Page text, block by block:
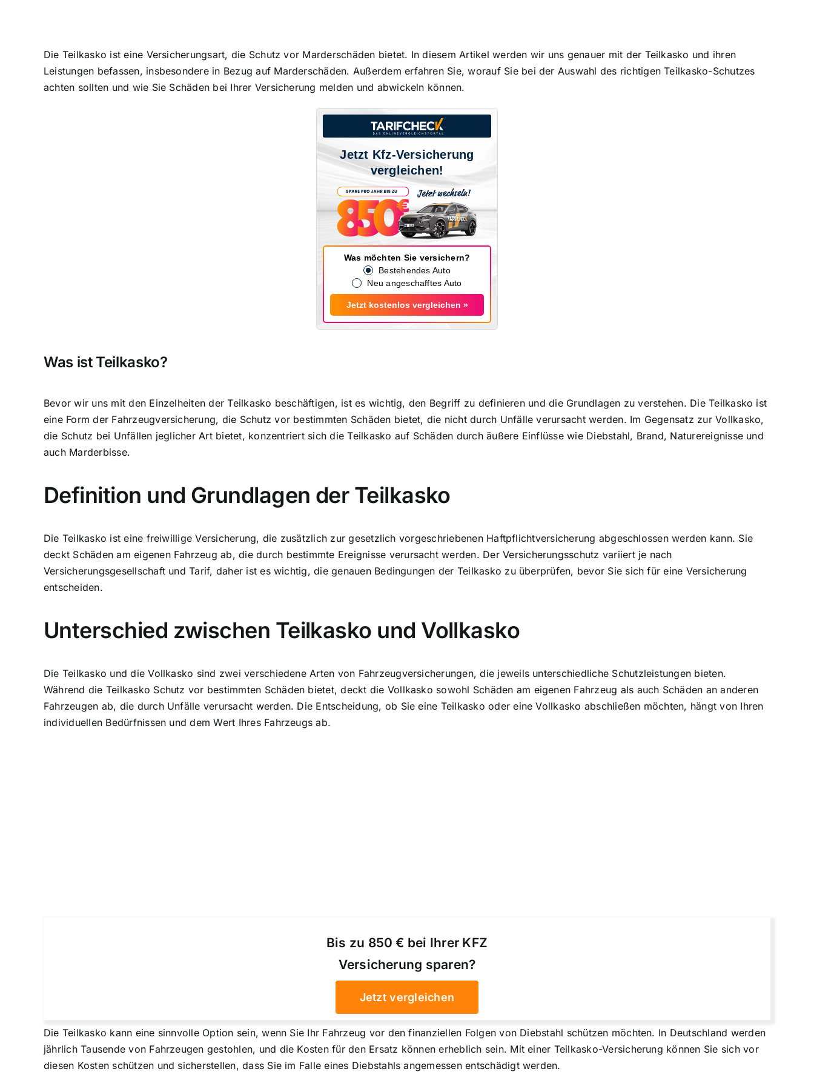
Die Teilkasko ist eine Versicherungsart, die Schutz vor Marderschäden bietet. In diesem Artikel werden wir uns genauer mit der Teilkasko und ihren
Leistungen befassen, insbesondere in Bezug auf Marderschäden. Außerdem erfahren Sie, worauf Sie bei der Auswahl des richtigen Teilkasko-Schutzes
achten sollten und wie Sie Schäden bei Ihrer Versicherung melden und abwickeln können.
Jetzt Kfz-Versicherung
vergleichen!
Was möchten Sie versichern?
Bestehendes Auto
Neu angeschafftes Auto
Jetzt kostenlos vergleichen »
Was ist Teilkasko?
Bevor wir uns mit den Einzelheiten der Teilkasko beschäftigen, ist es wichtig, den Begriff zu definieren und die Grundlagen zu verstehen. Die Teilkasko ist
eine Form der Fahrzeugversicherung, die Schutz vor bestimmten Schäden bietet, die nicht durch Unfälle verursacht werden. Im Gegensatz zur Vollkasko,
die Schutz bei Unfällen jeglicher Art bietet, konzentriert sich die Teilkasko auf Schäden durch äußere Einflüsse wie Diebstahl, Brand, Naturereignisse und
auch Marderbisse.
Definition und Grundlagen der Teilkasko
Die Teilkasko ist eine freiwillige Versicherung, die zusätzlich zur gesetzlich vorgeschriebenen Haftpflichtversicherung abgeschlossen werden kann. Sie
deckt Schäden am eigenen Fahrzeug ab, die durch bestimmte Ereignisse verursacht werden. Der Versicherungsschutz variiert je nach
Versicherungsgesellschaft und Tarif, daher ist es wichtig, die genauen Bedingungen der Teilkasko zu überprüfen, bevor Sie sich für eine Versicherung
entscheiden.
Unterschied zwischen Teilkasko und Vollkasko
Die Teilkasko und die Vollkasko sind zwei verschiedene Arten von Fahrzeugversicherungen, die jeweils unterschiedliche Schutzleistungen bieten.
Während die Teilkasko Schutz vor bestimmten Schäden bietet, deckt die Vollkasko sowohl Schäden am eigenen Fahrzeug als auch Schäden an anderen
Fahrzeugen ab, die durch Unfälle verursacht werden. Die Entscheidung, ob Sie eine Teilkasko oder eine Vollkasko abschließen möchten, hängt von Ihren
individuellen Bedürfnissen und dem Wert Ihres Fahrzeugs ab.
Bis zu 850 € bei Ihrer KFZ
Versicherung sparen?
Jetzt vergleichen
Die Teilkasko kann eine sinnvolle Option sein, wenn Sie Ihr Fahrzeug vor den finanziellen Folgen von Diebstahl schützen möchten. In Deutschland werden
jährlich Tausende von Fahrzeugen gestohlen, und die Kosten für den Ersatz können erheblich sein. Mit einer Teilkasko-Versicherung können Sie sich vor
diesen Kosten schützen und sicherstellen, dass Sie im Falle eines Diebstahls angemessen entschädigt werden.